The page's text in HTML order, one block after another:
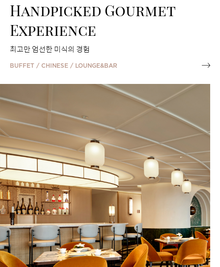
Summer Event : Class Program
모두가 즐길 수 있는 특별한 여름을 위해, 그랜드 조선 부산이
준비한 다채로운 클래스 프로그램을 만나보세요!
돌
망고
Handpicked Gourmet
Experience
최고만 엄선한 미식의 경험
BUFFET / CHINESE / LOUNGE&BAR